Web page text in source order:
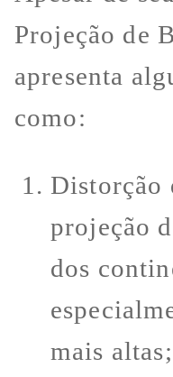
Projeção de
apresenta
como:
Distorção
projeção
dos
mais altas;